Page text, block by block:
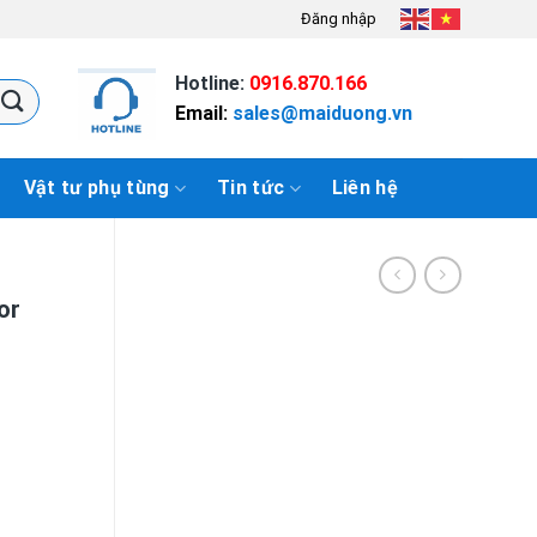
Đăng nhập
Hotline: 0916.870.166
Email: sales@maiduong.vn
Vật tư phụ tùng Tin tức Liên hệ